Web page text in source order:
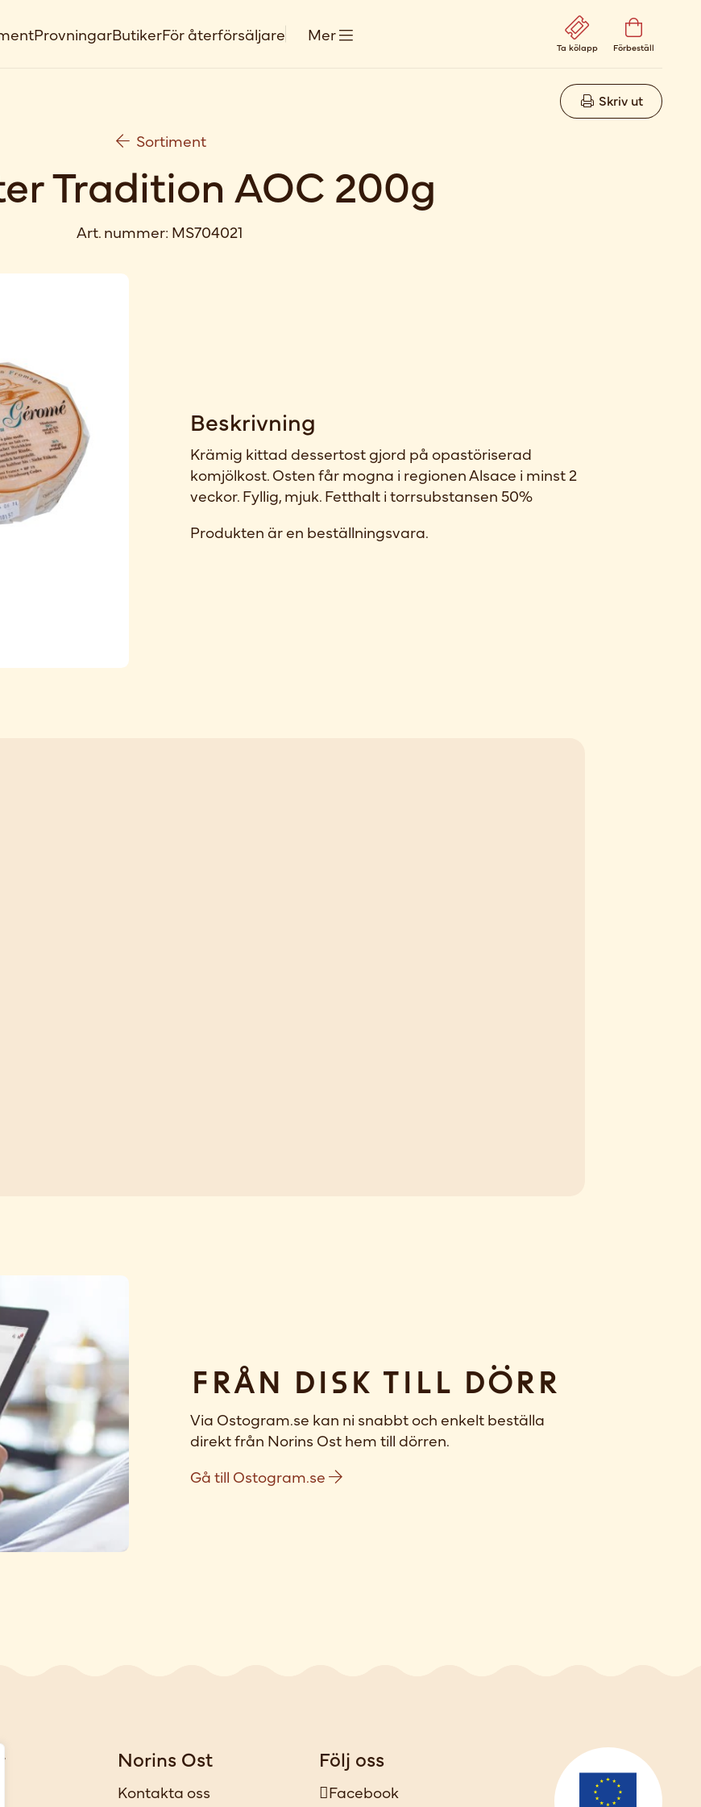
ProvningarButikerFör återförsäljare Mer
Ta kölapp Förbeställ
Skriv ut
Sortiment
Tradition AOC 200g
Art. nummer: MS704021
Beskrivning
Krämig kittad dessertost gjord på opastöriserad
komjölkost. Osten får mogna i regionen Alsace i minst 2
veckor. Fyllig, mjuk. Fetthalt i torrsubstansen 50%
Produkten är en beställningsvara.
Från disk till dörr
Via Ostogram.se kan ni snabbt och enkelt beställa
direkt från Norins Ost hem till dörren.
Gå till Ostogram.se
Norins Ost
Kontakta oss
Följ oss
Facebook